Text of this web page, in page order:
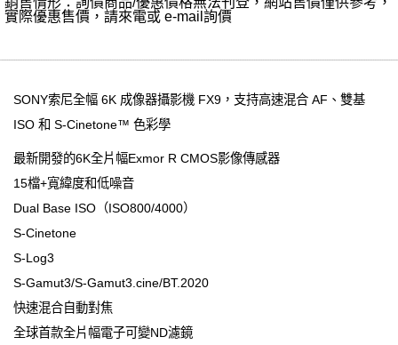
實際優惠售價，請來電或 e-mail詢價
SONY索尼全幅 6K 成像器攝影機 FX9，支持高速混合 AF、雙基
ISO 和 S-Cinetone™ 色彩學
最新開發的6K全片幅Exmor R CMOS影像傳感器
15檔+寬緯度和低噪音
Dual Base ISO（ISO800/4000）
S-Cinetone
S-Log3
S-Gamut3/S-Gamut3.cine/BT.2020
快速混合自動對焦
全球首款全片幅電子可變ND濾鏡